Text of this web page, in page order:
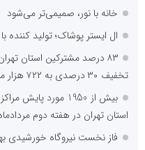
خانه با نور، صمیمی‌تر می‌شود
ال ایستر پوشاک؛ تولید کننده با
۸۳ درصد مشترکین استان
تخفیف ۳۰ درصدی به ۷۲۲ هزار مشترک تهرانی
بیش از 1950 مورد
استان تهران در هفته دوم
فاز نخست نیروگاه خورشیدی